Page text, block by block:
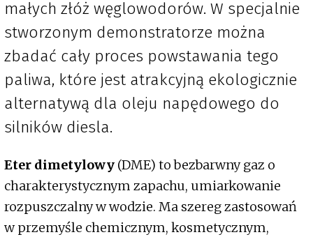
małych złóż węglowodorów. W specjalnie
stworzonym demonstratorze można
zbadać cały proces powstawania tego
paliwa, które jest atrakcyjną ekologicznie
alternatywą dla oleju napędowego do
silników diesla.
Eter dimetylowy (DME) to bezbarwny gaz o
charakterystycznym zapachu, umiarkowanie
rozpuszczalny w wodzie. Ma szereg zastosowań
w przemyśle chemicznym, kosmetycznym,